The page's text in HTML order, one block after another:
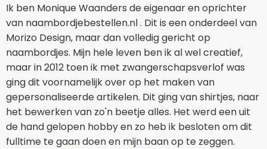
Ik ben Monique Waanders de eigenaar en oprichter
van naambordjebestellen.nl . Dit is een onderdeel van
Morizo Design, maar dan volledig gericht op
naambordjes. Mijn hele leven ben ik al wel creatief,
maar in 2012 toen ik met zwangerschapsverlof was
ging dit voornamelijk over op het maken van
gepersonaliseerde artikelen. Dit ging van shirtjes, naar
het bewerken van zo'n beetje alles. Het werd een uit
de hand gelopen hobby en zo heb ik besloten om dit
fulltime te gaan doen en mijn baan op te zeggen.